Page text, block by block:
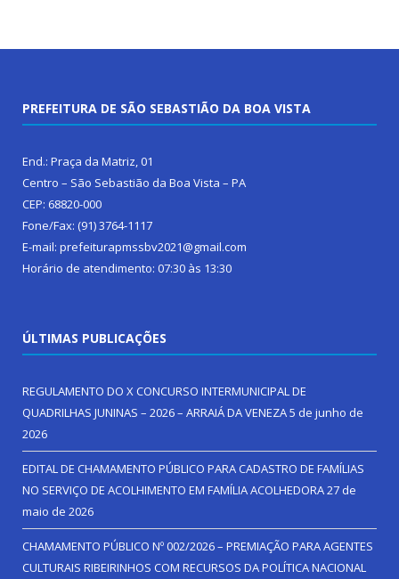
PREFEITURA DE SÃO SEBASTIÃO DA BOA VISTA
End.: Praça da Matriz, 01
Centro – São Sebastião da Boa Vista – PA
CEP: 68820-000
Fone/Fax: (91) 3764-1117
E-mail: prefeiturapmssbv2021@gmail.com
Horário de atendimento: 07:30 às 13:30
ÚLTIMAS PUBLICAÇÕES
REGULAMENTO DO X CONCURSO INTERMUNICIPAL DE
QUADRILHAS JUNINAS – 2026 – ARRAIÁ DA VENEZA5 de junho de
2026
EDITAL DE CHAMAMENTO PÚBLICO PARA CADASTRO DE FAMÍLIAS
NO SERVIÇO DE ACOLHIMENTO EM FAMÍLIA ACOLHEDORA27 de
maio de 2026
CHAMAMENTO PÚBLICO Nº 002/2026 – PREMIAÇÃO PARA AGENTES
CULTURAIS RIBEIRINHOS COM RECURSOS DA POLÍTICA NACIONAL